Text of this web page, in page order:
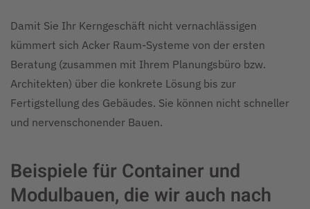
Damit Sie Ihr Kerngeschäft nicht vernachlässigen
kümmert sich Acker Raum-Systeme von der ersten
Beratung (zusammen mit Ihrem Planungsbüro bzw.
Architekten) über die konkrete Lösung bis zur
Fertigstellung des Gebäudes. Sie können nicht schneller
und nervenschonender Bauen.
Beispiele für Container und
Modulbauen, die wir auch nach